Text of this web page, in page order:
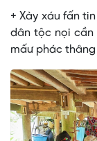
+ Xày xáu fấn
dân tộc nọi cần
mấư phác